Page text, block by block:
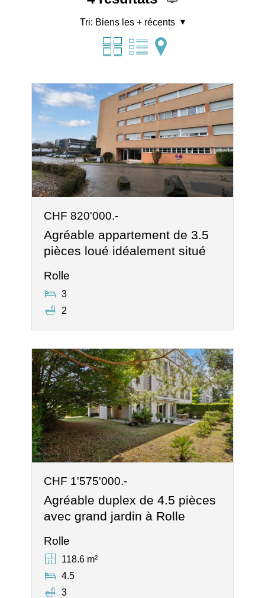
Tri: Biens les + récents
CHF 820'000.-
Agréable appartement de 3.5
pièces loué idéalement situé
Rolle
3
2
CHF 1'575'000.-
Agréable duplex de 4.5 pièces
avec grand jardin à Rolle
Rolle
118.6 m²
4.5
3